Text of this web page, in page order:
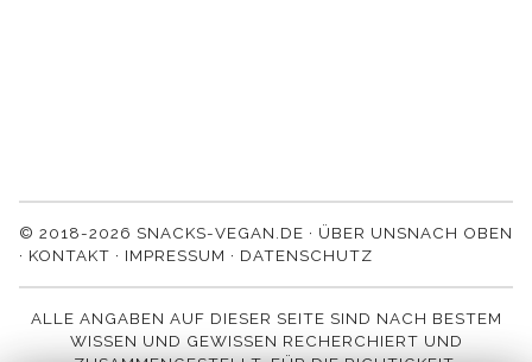
NACH OBEN
© 2018-2026 SNACKS-VEGAN.DE · ÜBER UNS
· KONTAKT · IMPRESSUM · DATENSCHUTZ
ALLE ANGABEN AUF DIESER SEITE SIND NACH BESTEM
WISSEN UND GEWISSEN RECHERCHIERT UND